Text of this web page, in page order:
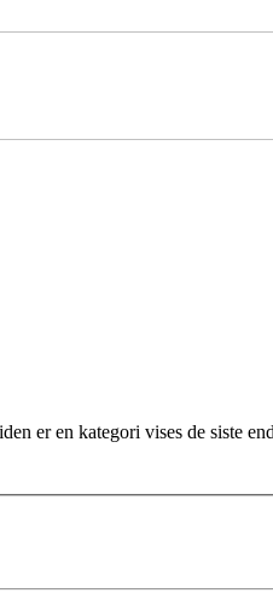
er en kategori vises de siste